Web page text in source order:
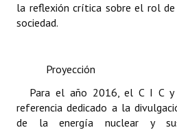
la reflexión crítica sobre el rol
sociedad.
Proyección
Para el año 2016, el C I C
referencia dedicado a la
de la energía nuclear y sus